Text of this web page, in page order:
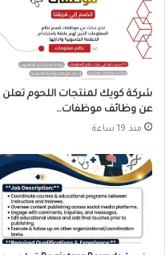
شركة كويك لمنتجات اللحوم تعلن
عن وظائف موظفات…
منذ 19 ساعة